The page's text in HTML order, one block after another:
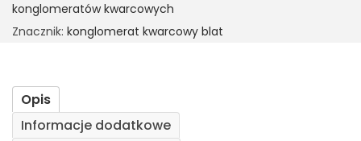
konglomeratów kwarcowych
Znacznik: konglomerat kwarcowy blat
Opis
Informacje dodatkowe